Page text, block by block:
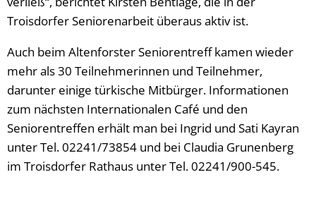
Troisdorfer Seniorenarbeit überaus aktiv ist.
Auch beim Altenforster Seniorentreff kamen wieder
mehr als 30 Teilnehmerinnen und Teilnehmer,
darunter einige türkische Mitbürger. Informationen
zum nächsten Internationalen Café und den
Seniorentreffen erhält man bei Ingrid und Sati Kayran
unter Tel. 02241/73854 und bei Claudia Grunenberg
im Troisdorfer Rathaus unter Tel. 02241/900-545.